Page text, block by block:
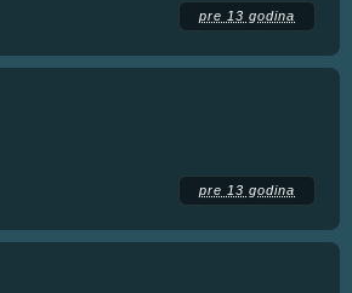
pre 13 godina
pre 13 godina